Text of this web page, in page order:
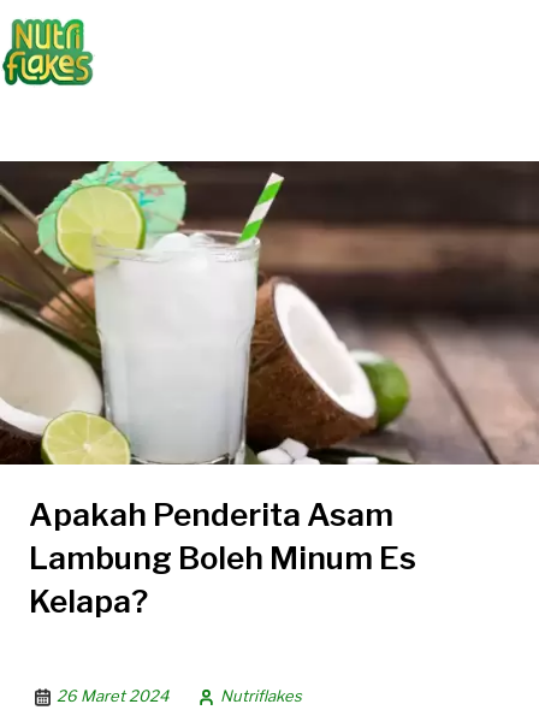
Apakah Penderita Asam
Lambung Boleh Minum Es
Kelapa?
26 Maret 2024 Nutriflakes